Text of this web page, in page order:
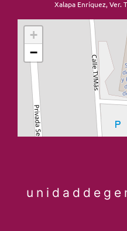
Xalapa Enríquez, Ver.
+
−